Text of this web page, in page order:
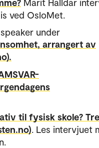
ved OsloMet.
under
arrangert av
til fysisk skole? Tre
. Les intervjuet